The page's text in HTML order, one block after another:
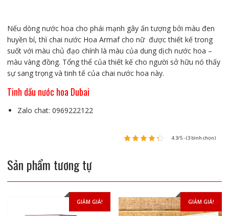
Nếu dòng nước hoa cho phái mạnh gây ấn tượng bởi màu đen
huyền bí, thì chai nước Hoa Armaf cho nữ được thiết kế trong
suốt với màu chủ đạo chính là màu của dung dịch nước hoa –
màu vàng đồng. Tổng thể của thiết kế cho người sở hữu nó thấy
sự sang trọng và tinh tế của chai nước hoa này.
Tinh dầu nước hoa Dubai
Zalo chat: 0969222122
4.3/5 - (3 bình chọn)
Sản phẩm tương tự
GIẢM GIÁ! GIẢM GIÁ!